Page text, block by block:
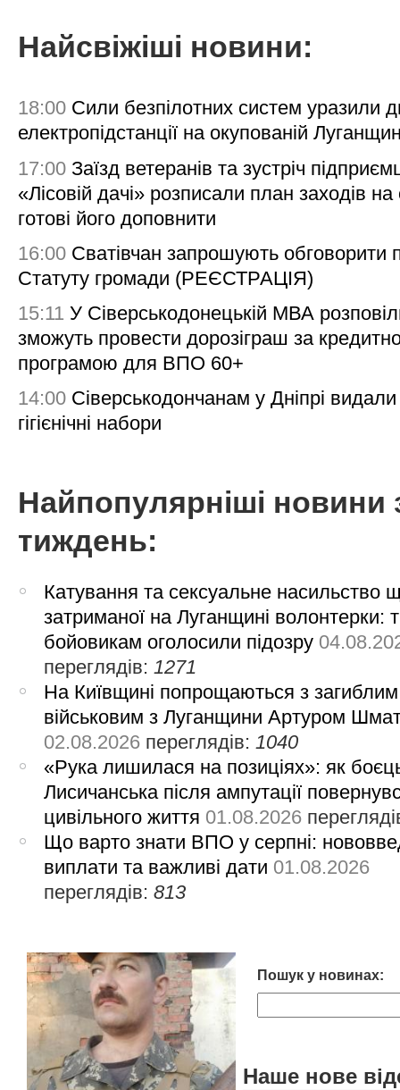
Найсвіжіші новини:
18:00 Сили безпілотних систем уразили
електропідстанції на окупованій
17:00 Заїзд ветеранів та зустріч
«Лісовій дачі» розписали план заходів на
готові його доповнити
16:00 Сватівчан запрошують обговорити
Статуту громади (РЕЄСТРАЦІЯ)
15:11 У Сіверськодонецькій МВА
зможуть провести дорозіграш за
програмою для ВПО 60+
14:00 Сіверськодончанам у Дніпрі видали
гігієнічні набори
Найпопулярніші новини
тиждень:
Катування та сексуальне насильство
затриманої на Луганщині волонтерки:
бойовикам оголосили підозру
переглядів:1271
На Київщині попрощаються з загиблим
військовим з Луганщини Артуром
02.08.2026 переглядів:1040
«Рука лишилася на позиціях»: як
Лисичанська після ампутації
цивільного життя 01.08.2026
Що варто знати ВПО у серпні:
виплати та важливі дати 01.08.2026
переглядів:813
Пошук у новинах:
Наше нове